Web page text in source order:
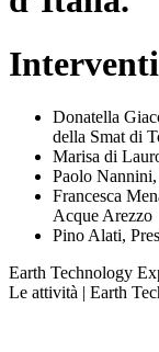
Interventi
Donatella
della Smat di
Marisa di
Paolo
Francesca
Acque Arezzo
Pino Alati,
Earth Technology
Le attività | Earth